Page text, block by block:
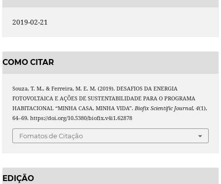
2019-02-21
COMO CITAR
Souza, T. M., & Ferreira, M. E. M. (2019). DESAFIOS DA ENERGIA
FOTOVOLTAICA E AÇÕES DE SUSTENTABILIDADE PARA O PROGRAMA
HABITACIONAL “MINHA CASA, MINHA VIDA”. Biofix Scientific Journal, 4(1),
64–69. https://doi.org/10.5380/biofix.v4i1.62878
Fomatos de Citação
EDIÇÃO